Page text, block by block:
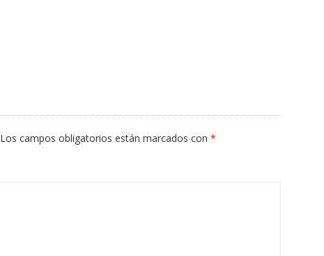
Los campos obligatorios están marcados con *